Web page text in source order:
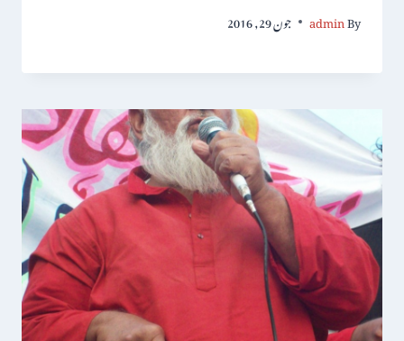
By
admin جون 29, 2016